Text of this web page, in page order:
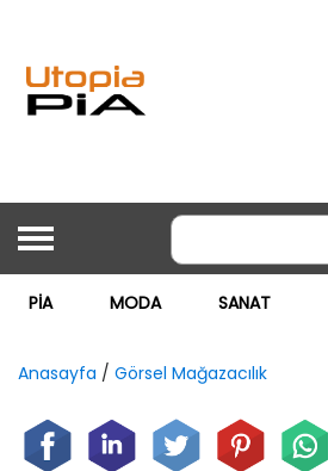
ANASAYFA
PİA
MODA ▽
PİA MODA SANAT
Anasayfa / Görsel Mağazacılık